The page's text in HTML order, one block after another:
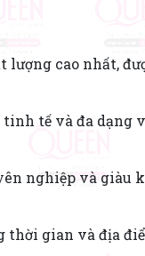
cao nhất,
tế và đa dạng
nghiệp và
gian và địa